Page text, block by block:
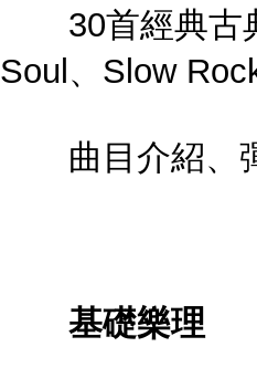
30首經典古典
Soul、Slow
曲目介紹、
基礎樂理